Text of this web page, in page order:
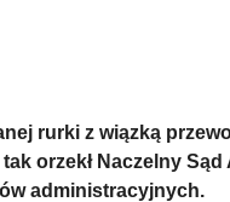
rurki z wiązką
orzekł Naczelny
administracyjnych.